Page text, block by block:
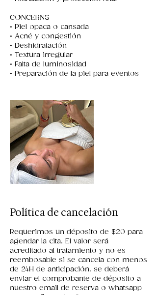
CONCERNS
• Piel opaca o cansada
• Acné y congestión
• Deshidratación
• Textura irregular
• Falta de luminosidad
• Preparación de la piel para eventos
Política de cancelación
Requerimos un déposito de $20 para
agendar la cita. El valor será
acreditado al tratamiento y no es
reembosable si se cancela con menos
de 24H de anticipación. se deberá
enviar el comprobante de déposito a
nuestro email de reserva o whatsapp